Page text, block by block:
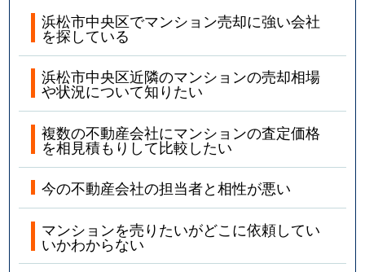
浜松市中央区でマンション売却に強い会社
を探している
浜松市中央区近隣のマンションの売却相場
や状況について知りたい
複数の不動産会社にマンションの査定価格
を相見積もりして比較したい
今の不動産会社の担当者と相性が悪い
マンションを売りたいがどこに依頼してい
いかわからない